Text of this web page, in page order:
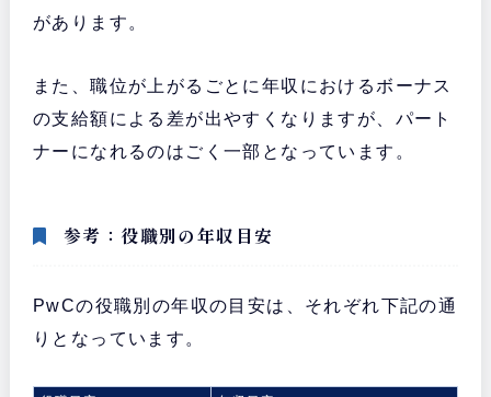
があります。
また、職位が上がるごとに年収におけるボーナス
の支給額による差が出やすくなりますが、パート
ナーになれるのはごく一部となっています。
参考：役職別の年収目安
PwCの役職別の年収の目安は、それぞれ下記の通
りとなっています。